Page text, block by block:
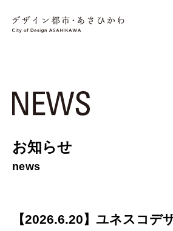
お知らせ
news
【2026.6.20】ユネスコデ